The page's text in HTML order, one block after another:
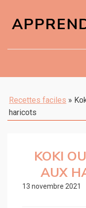
Recettes faciles »
haricots
KOKI
AUX
13 novembre 2021